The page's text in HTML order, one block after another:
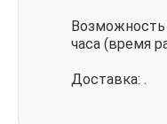
Возможность
часа (время
Доставка: .